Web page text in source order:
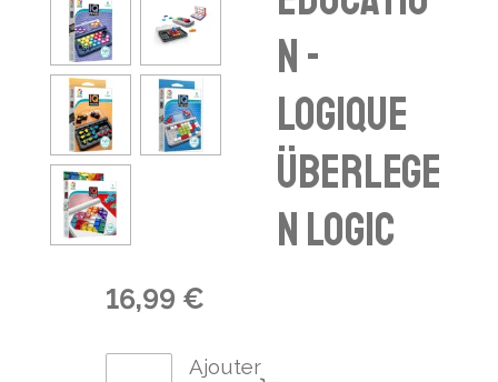
n -
logique
überlege
n logic
16,99 €
Ajouter